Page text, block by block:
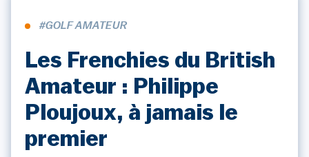
#GOLF AMATEUR
Les Frenchies du British
Amateur : Philippe
Ploujoux, à jamais le
premier